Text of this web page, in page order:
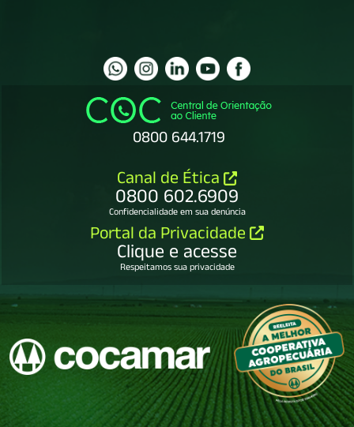
0800 644.1719
Canal de Ética
0800 602.6909
Confidencialidade em sua denúncia
Portal da Privacidade
Clique e acesse
Respeitamos sua privacidade